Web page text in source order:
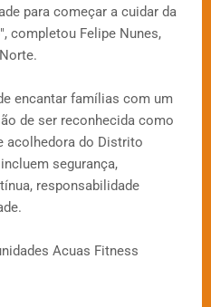
para começar a cuidar da
completou Felipe Nunes,
encantar famílias com um
de ser reconhecida como
acolhedora do Distrito
segurança,
responsabilidade
Acuas Fitness